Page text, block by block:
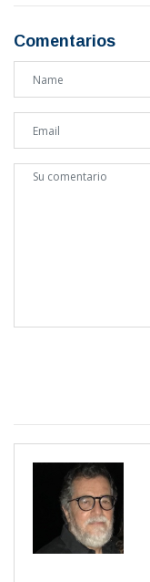
Comentarios